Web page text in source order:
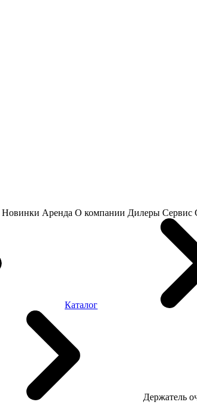
Новинки Аренда О компании Дилеры Сервис
Каталог
Держатель